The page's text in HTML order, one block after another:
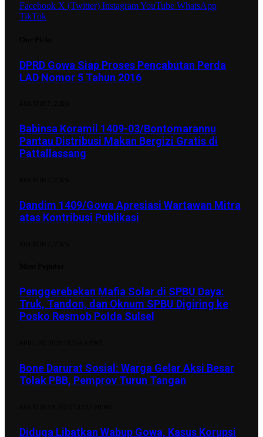
Facebook X (Twitter) InstagramYouTube WhatsApp
TikTok
DPRD Gowa Siap Proses Pencabutan Perda
LAD Nomor 5 Tahun 2016
Babinsa Koramil 1409-03/Bontomarannu
Pantau Distribusi Makan Bergizi Gratis di
Pattallassang
Dandim 1409/Gowa Apresiasi Wartawan Mitra
atas Kontribusi Publikasi
Penggerebekan Mafia Solar di SPBU Daya:
Truk, Tandon, dan Oknum SPBU Digiring ke
Posko Resmob Polda Sulsel
Bone Darurat Sosial: Warga Gelar Aksi Besar
Tolak PBB, Pemprov Turun Tangan
Diduga Libatkan Wabup Gowa, Kasus Korupsi